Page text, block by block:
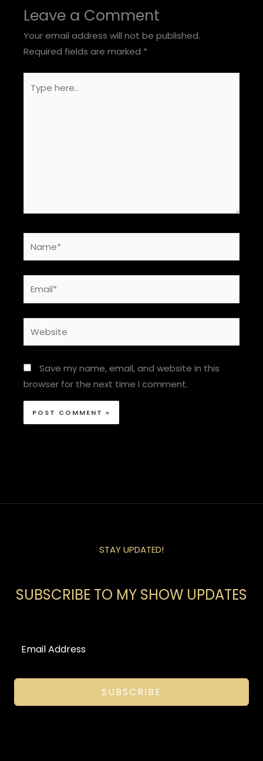
Leave a Comment
Your email address will not be published.
Required fields are marked *
here..
Save my name, email, and website in this
browser for the next time I comment.
STAY UPDATED!
SUBSCRIBE TO MY SHOW UPDATES
SUBSCRIBE